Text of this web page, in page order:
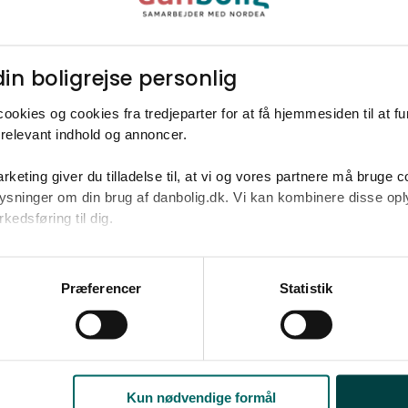
boligrejse personlig​
og cookies fra tredjeparter for at få hjemmesiden til at
indhold og annoncer.​
giver du tilladelse til, at vi og vores partnere må bruge
om din brug af danbolig.dk. Vi kan kombinere disse
til dig.​
samtykke til alle formål. Du kan til enhver tid læse mere om
at følge linket til vores
. Oplysninger om
Præferencer Statistik
Kun nødvendige formål
fra en mægler, der kender dit område og
dine kontaktoplysninger
Fulde navn* E-mail*
brugen af personlige oplysninger.